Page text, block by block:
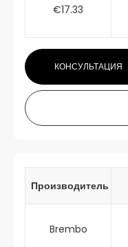
€17.33
КОНСУЛЬТАЦИЯ
Производитель
Brembo